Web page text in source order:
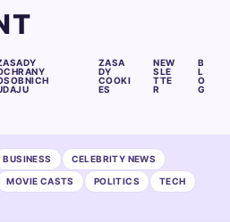
ZASA
DY
COOKI
ES
NEW
SLE
TTE
R
B
L
O
G
BUSINESS CELEBRITY NEWS
MOVIE CASTS POLITICS TECH